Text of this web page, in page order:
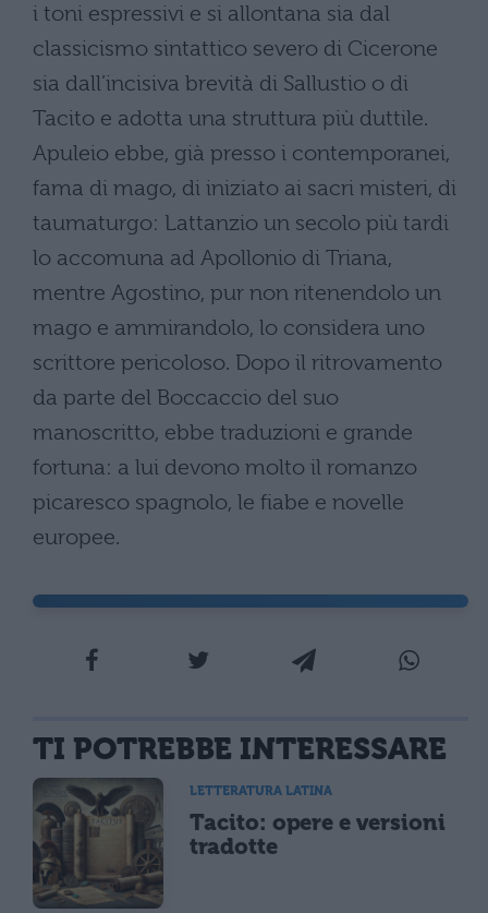
i toni espressivi e si allontana sia dal
classicismo sintattico severo di Cicerone
sia dall’incisiva brevità di Sallustio o di
Tacito e adotta una struttura più duttile.
Apuleio ebbe, già presso i contemporanei,
fama di mago, di iniziato ai sacri misteri, di
taumaturgo: Lattanzio un secolo più tardi
lo accomuna ad Apollonio di Triana,
mentre Agostino, pur non ritenendolo un
mago e ammirandolo, lo considera uno
scrittore pericoloso. Dopo il ritrovamento
da parte del Boccaccio del suo
manoscritto, ebbe traduzioni e grande
fortuna: a lui devono molto il romanzo
picaresco spagnolo, le fiabe e novelle
europee.
TI POTREBBE INTERESSARE
LETTERATURA LATINA
Tacito: opere e versioni
tradotte